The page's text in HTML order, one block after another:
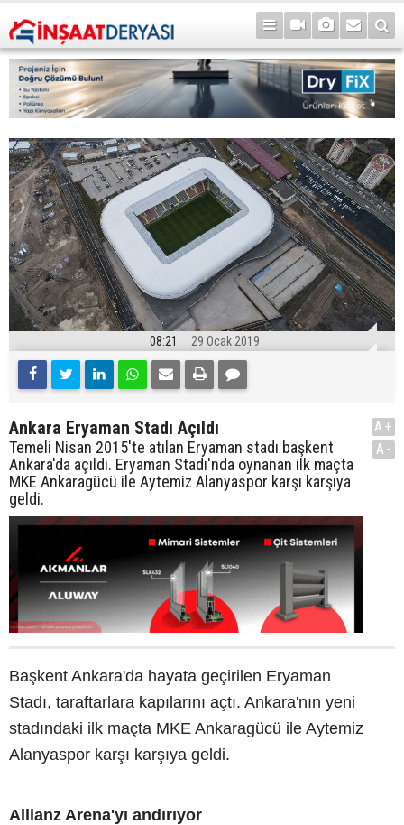
08:21 29 Ocak 2019
Ankara Eryaman Stadı Açıldı
Temeli Nisan 2015'te atılan Eryaman stadı başkent
Ankara'da açıldı. Eryaman Stadı'nda oynanan ilk maçta
MKE Ankaragücü ile Aytemiz Alanyaspor karşı karşıya
geldi.
A+
A-
Başkent Ankara'da hayata geçirilen Eryaman
Stadı, taraftarlara kapılarını açtı. Ankara'nın yeni
stadındaki ilk maçta MKE Ankaragücü ile Aytemiz
Alanyaspor karşı karşıya geldi.
Allianz Arena'yı andırıyor